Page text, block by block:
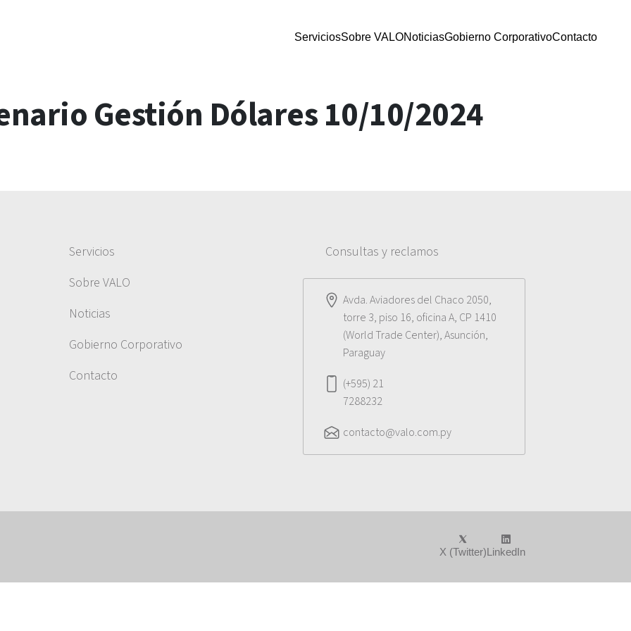
ServiciosSobre VALONoticiasGobierno CorporativoContacto
Gestión Dólares 10/10/2024
Servicios
Sobre VALO
Noticias
Gobierno Corporativo
Contacto
Consultas y reclamos
Avda. Aviadores del Chaco 2050,
torre 3, piso 16, oficina A, CP 1410
(World Trade Center), Asunción,
Paraguay
(+595) 21
7288232
contacto@valo.com.py
X (Twitter)LinkedIn